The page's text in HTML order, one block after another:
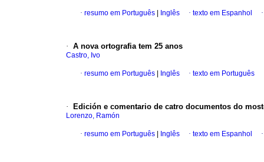
· resumo em Português Inglês · texto em Espanhol
· A nova ortografia tem 25 anos
Castro, Ivo
· resumo em Português Inglês · texto em Português
· Edición e comentario de catro documentos do
Lorenzo, Ramón
· resumo em Português Inglês · texto em Espanhol